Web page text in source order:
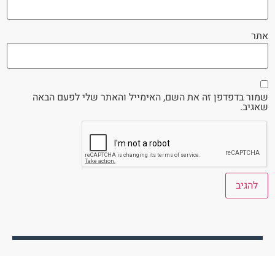
אתר
שמור בדפדפן זה את השם, האימייל והאתר שלי לפעם הבאה
שאגיב.